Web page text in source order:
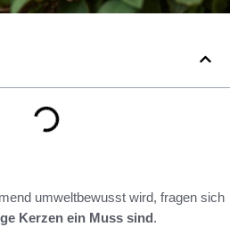
umweltbewusst wird, fragen sich
Kerzen ein Muss sind.